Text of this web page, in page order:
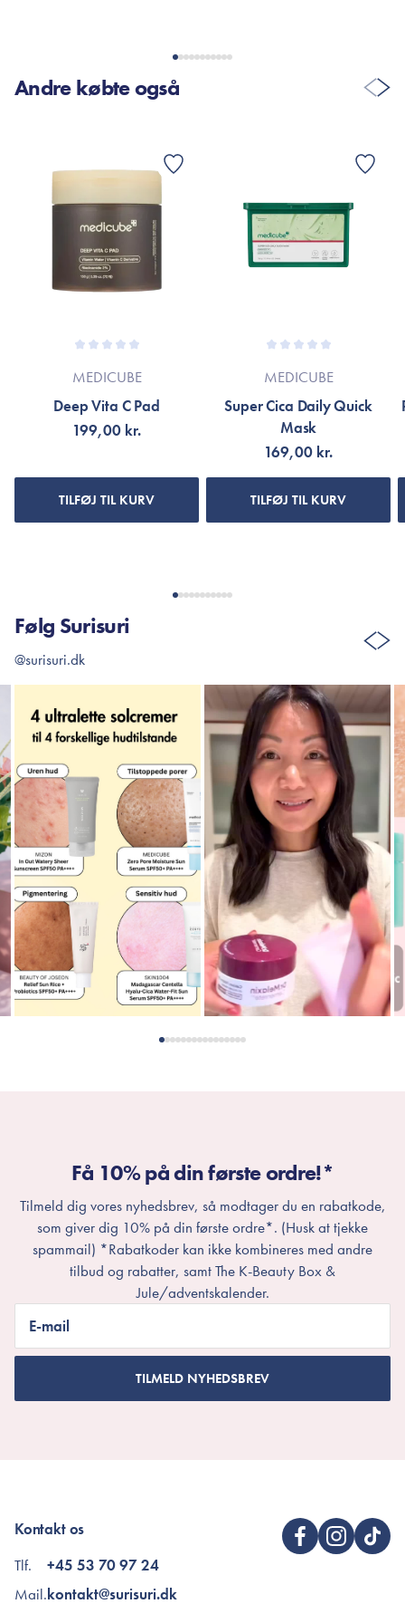
Andre købte også
MEDICUBE
Deep Vita C Pad
199,00 kr.
TILFØJ TIL KURV
MEDICUBE
Super Cica Daily Quick
Mask
169,00 kr.
TILFØJ TIL KURV
Følg Surisuri
@surisuri.dk
Få 10% på din første ordre!*
Tilmeld dig vores nyhedsbrev, så modtager du en rabatkode,
som giver dig 10% på din første ordre*. (Husk at tjekke
spammail) *Rabatkoder kan ikke kombineres med andre
tilbud og rabatter, samt The K-Beauty Box &
Jule/adventskalender.
E-mail
TILMELD NYHEDSBREV
Kontakt os
Tlf.
Mail.
+45 53 70 97 24
kontakt@surisuri.dk